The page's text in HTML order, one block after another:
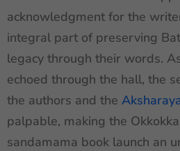
acknowledgment for the
integral part of preserving
legacy through their words.
echoed through the hall, the
the authors and the
palpable, making the
sandamama book launch an